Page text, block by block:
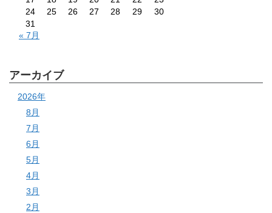
24
25 26 27 28 29
30
31
« 7月
アーカイブ
2026年
8月
7月
6月
5月
4月
3月
2月